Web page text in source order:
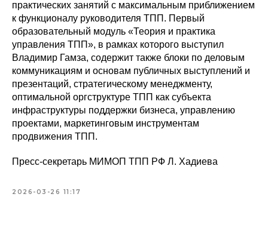
практических занятий с максимальным приближением
к функционалу руководителя ТПП. Первый
образовательный модуль «Теория и практика
управления ТПП», в рамках которого выступил
Владимир Гамза, содержит также блоки по деловым
коммуникациям и основам публичных выступлений и
презентаций, стратегическому менеджменту,
оптимальной оргструктуре ТПП как субъекта
инфраструктуры поддержки бизнеса, управлению
проектами, маркетинговым инструментам
продвижения ТПП.
Пресс-секретарь МИМОП ТПП РФ Л. Хадиева
2026-03-26 11:17